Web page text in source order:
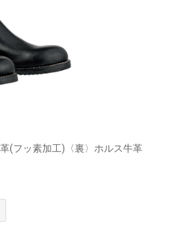
(フッ素加工)〈裏〉ホルス牛革